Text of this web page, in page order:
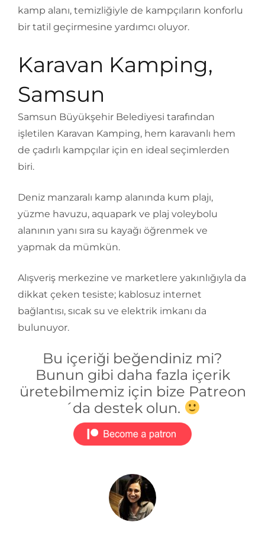
kamp alanı, temizliğiyle de kampçıların konforlu
bir tatil geçirmesine yardımcı oluyor.
Karavan Kamping,
Samsun
Samsun Büyükşehir Belediyesi tarafından
işletilen Karavan Kamping, hem karavanlı hem
de çadırlı kampçılar için en ideal seçimlerden
biri.
Deniz manzaralı kamp alanında kum plajı,
yüzme havuzu, aquapark ve plaj voleybolu
alanının yanı sıra su kayağı öğrenmek ve
yapmak da mümkün.
Alışveriş merkezine ve marketlere yakınlığıyla da
dikkat çeken tesiste; kablosuz internet
bağlantısı, sıcak su ve elektrik imkanı da
bulunuyor.
Bu içeriği beğendiniz mi?
Bunun gibi daha fazla içerik
üretebilmemiz için bize Patreon
´da destek olun.